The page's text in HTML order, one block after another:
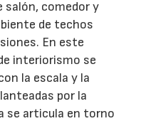
salón, comedor y
de techos
En este
interiorismo se
la escala y la
por la
se articula en torno